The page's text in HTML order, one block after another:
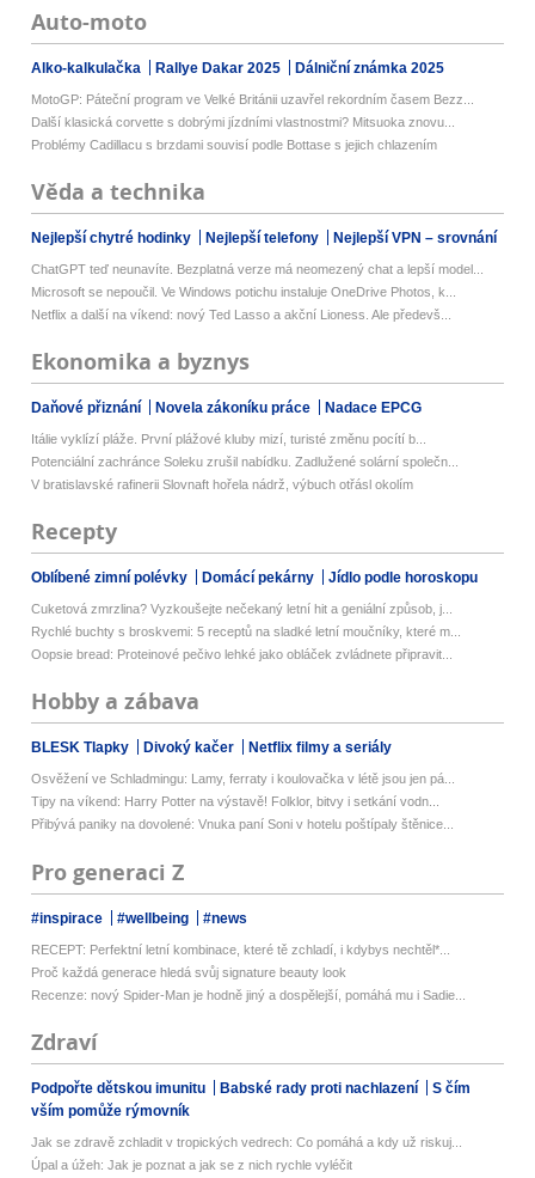
Auto-moto
Alko-kalkulačka Rallye Dakar 2025 Dálniční známka 2025
MotoGP: Páteční program ve Velké Británii uzavřel rekordním časem Bezz...
Další klasická corvette s dobrými jízdními vlastnostmi? Mitsuoka znovu...
Problémy Cadillacu s brzdami souvisí podle Bottase s jejich chlazením
Věda a technika
Nejlepší chytré hodinky Nejlepší telefony Nejlepší VPN – srovnání
ChatGPT teď neunavíte. Bezplatná verze má neomezený chat a lepší model...
Microsoft se nepoučil. Ve Windows potichu instaluje OneDrive Photos, k...
Netflix a další na víkend: nový Ted Lasso a akční Lioness. Ale předevš...
Ekonomika a byznys
Daňové přiznání Novela zákoníku práce Nadace EPCG
Itálie vyklízí pláže. První plážové kluby mizí, turisté změnu pocítí b...
Potenciální zachránce Soleku zrušil nabídku. Zadlužené solární společn...
V bratislavské rafinerii Slovnaft hořela nádrž, výbuch otřásl okolím
Recepty
Oblíbené zimní polévky Domácí pekárny Jídlo podle horoskopu
Cuketová zmrzlina? Vyzkoušejte nečekaný letní hit a geniální způsob, j...
Rychlé buchty s broskvemi: 5 receptů na sladké letní moučníky, které m...
Oopsie bread: Proteinové pečivo lehké jako obláček zvládnete připravit...
Hobby a zábava
BLESK Tlapky Divoký kačer Netflix filmy a seriály
Osvěžení ve Schladmingu: Lamy, ferraty i koulovačka v létě jsou jen pá...
Tipy na víkend: Harry Potter na výstavě! Folklor, bitvy i setkání vodn...
Přibývá paniky na dovolené: Vnuka paní Soni v hotelu poštípaly štěnice...
Pro generaci Z
#inspirace #wellbeing #news
RECEPT: Perfektní letní kombinace, které tě zchladí, i kdybys nechtěl*...
Proč každá generace hledá svůj signature beauty look
Recenze: nový Spider-Man je hodně jiný a dospělejší, pomáhá mu i Sadie...
Zdraví
Podpořte dětskou imunitu Babské rady proti nachlazení
S čím
vším pomůže rýmovník
Jak se zdravě zchladit v tropických vedrech: Co pomáhá a kdy už riskuj...
Úpal a úžeh: Jak je poznat a jak se z nich rychle vyléčit